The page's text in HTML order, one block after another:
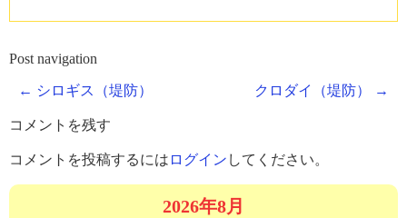
Post navigation
← シロギス（堤防） クロダイ（堤防） →
コメントを残す
コメントを投稿するには ログイン してください。
2026年8月